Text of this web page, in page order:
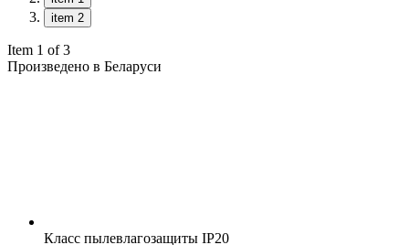
item 2
Item 1 of 3
Произведено в Беларуси
Класс пылевлагозащиты IP20